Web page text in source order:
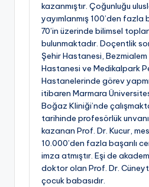
kazanmıştır. Çoğunluğu
yayımlanmış 100’den fazla
70’in üzerinde bilimsel
bulunmaktadır. Doçentlik
Şehir Hastanesi,
Hastanesi ve Medikalpark
Hastanelerinde görev
itibaren Marmara
Boğaz Kliniği’nde
tarihinde profesörlük
kazanan Prof. Dr. Kucur,
10.000’den fazla başarılı
imza atmıştır. Eşi de
doktor olan Prof. Dr. Cüneyt
çocuk babasıdır.